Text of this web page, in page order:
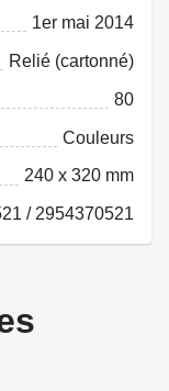
1er mai 2014
Relié (cartonné)
80
Couleurs
240 x 320 mm
/ 2954370521